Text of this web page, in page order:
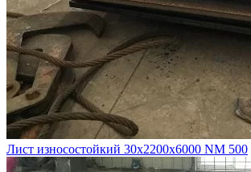
Лист износостойкий 30х2200х6000 NM 500